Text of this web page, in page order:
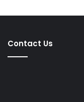
Contact Us